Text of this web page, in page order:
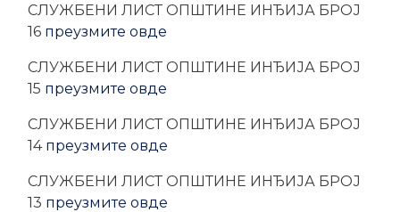
CЛУЖБЕНИ ЛИСТ ОПШТИНЕ ИНЂИЈА БРОЈ
16 преузмите овде
CЛУЖБЕНИ ЛИСТ ОПШТИНЕ ИНЂИЈА БРОЈ
15 преузмите овде
CЛУЖБЕНИ ЛИСТ ОПШТИНЕ ИНЂИЈА БРОЈ
14 преузмите овде
CЛУЖБЕНИ ЛИСТ ОПШТИНЕ ИНЂИЈА БРОЈ
13 преузмите овде